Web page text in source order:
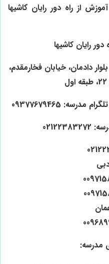
از راه دور رایان کاشیها
رایان کاشیها
دادمان، خیابان فخارمقدم،
09377679465
مدرسه: